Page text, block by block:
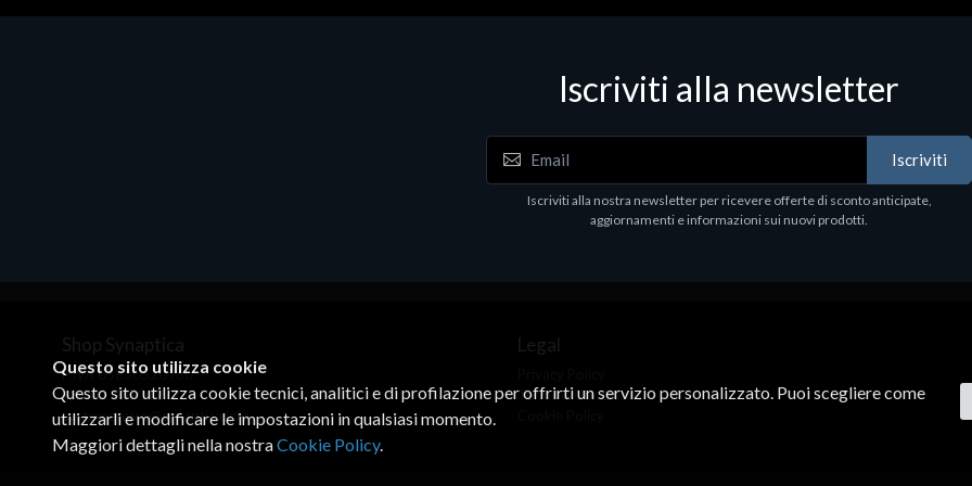
Modello: NL BS80 2D CMOS BT
SCANNER 370 DEC
€292.80
14900K, 64 GB, 1 TB nvme ,
11 Pro, 64-bit, NVIDIA
Iscriviti alla newsletter
Iscriviti
Iscriviti alla nostra newsletter per ricevere offerte di sconto anticipate,
aggiornamenti e informazioni sui nuovi prodotti.
Shop Synaptica
P.IVA 05830520960
+39 02 00704272
customercare@synaptica.info
Legal
Terms & Conditions
Questo sito utilizza cookie
Questo sito utilizza cookie tecnici, analitici e di profilazione per offrirti un servizio personalizzato. Puoi scegliere come
utilizzarli e modificare le impostazioni in qualsiasi momento.
Maggiori dettagli nella nostraCookie Policy.